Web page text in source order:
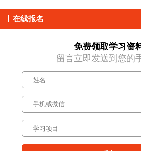
在线报名
免费领取学习资
留言立即发送到您的